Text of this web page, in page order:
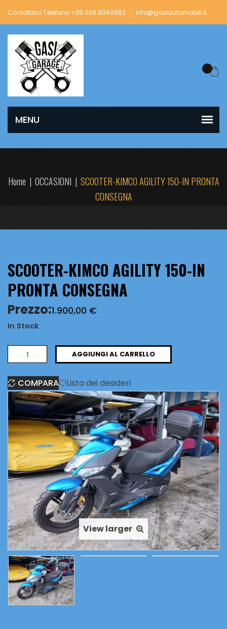
Contattaci Telefono +39 039 6040952 info@gasiautomobili.it
Home | OCCASIONI | SCOOTER-KIMCO AGILITY 150-IN PRONTA
CONSEGNA
View larger
SCOOTER-KIMCO AGILITY 150-IN
PRONTA CONSEGNA
Prezzo:1.900,00 €
In Stock
SCOOTER-
AGILITY
150-
IN
PRONTA
CONSEGNA
quantità
AGGIUNGI AL CARRELLO
COMPARA Lista dei desideri